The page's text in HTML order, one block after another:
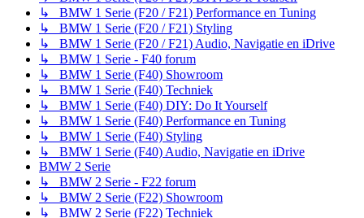
↳ BMW 1 Serie (F20 / F21) Performance en Tuning
↳ BMW 1 Serie (F20 / F21) Styling
↳ BMW 1 Serie (F20 / F21) Audio, Navigatie en iDrive
↳ BMW 1 Serie - F40 forum
↳ BMW 1 Serie (F40) Showroom
↳ BMW 1 Serie (F40) Techniek
↳ BMW 1 Serie (F40) DIY: Do It Yourself
↳ BMW 1 Serie (F40) Performance en Tuning
↳ BMW 1 Serie (F40) Styling
↳ BMW 1 Serie (F40) Audio, Navigatie en iDrive
BMW 2 Serie
↳ BMW 2 Serie - F22 forum
↳ BMW 2 Serie (F22) Showroom
↳ BMW 2 Serie (F22) Techniek